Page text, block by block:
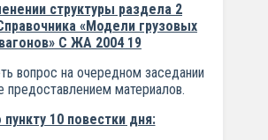
структуры раздела 2
«Модели грузовых
вагонов» С ЖА 2004 19
вопрос на очередном заседании
предоставлением материалов.
пункту 10 повестки дня: